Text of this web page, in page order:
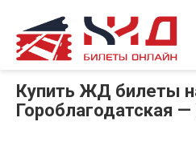
Купить ЖД билеты
Гороблагодатская